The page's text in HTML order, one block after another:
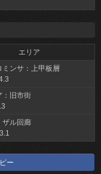
エリア
ミンサ：上甲板層
：旧市街
ザル回廊
ー